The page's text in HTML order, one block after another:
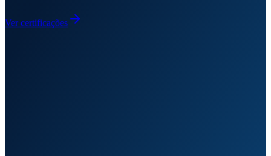
Ver certificações